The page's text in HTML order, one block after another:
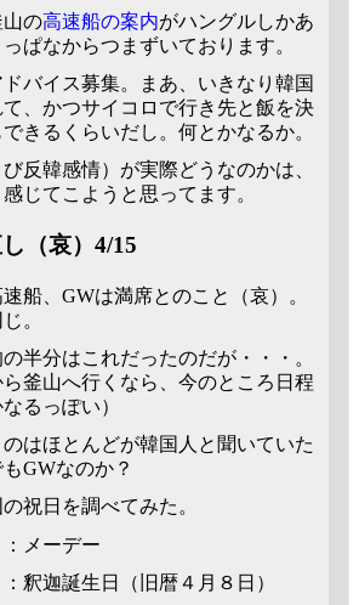
の高速船の案内がハングルしかあ
ぱなからつまずいております。
バイス募集。まあ、いきなり韓国
、かつサイコロで行き先と飯を決
きるくらいだし。何とかなるか。
反韓感情）が実際どうなのかは、
じてこようと思ってます。
（哀）4/15
船、GWは満席とのこと（哀）。
。
半分はこれだったのだが・・・。
ら釜山へ行くなら、今のところ日程
るっぽい）
はほとんどが韓国人と聞いていた
GWなのか？
祝日を調べてみた。
メーデー
釈迦誕生日（旧暦４月８日）